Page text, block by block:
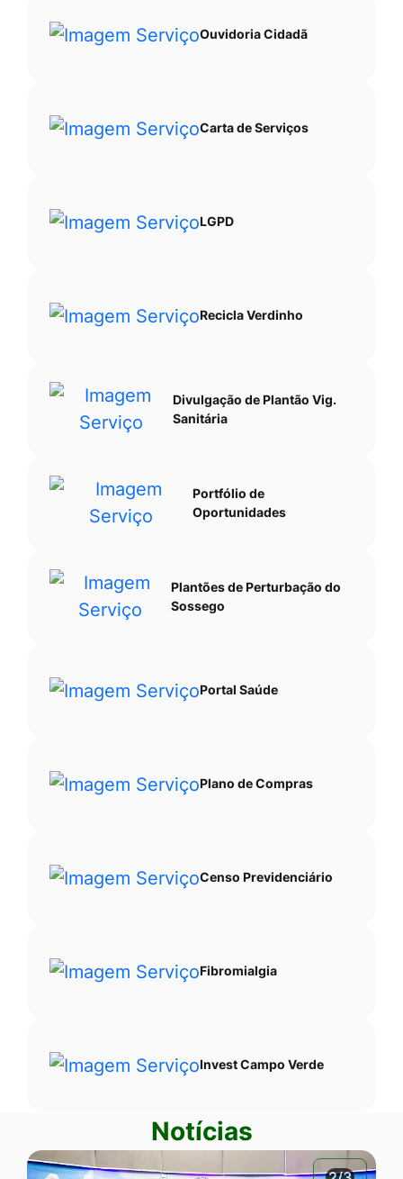
Ouvidoria Cidadã
Carta de Serviços
LGPD
Recicla Verdinho
Divulgação de Plantão Vig.
Sanitária
Portfólio de
Oportunidades
Plantões de Perturbação do
Sossego
Portal Saúde
Plano de Compras
Censo Previdenciário
Fibromialgia
Invest Campo Verde
Notícias